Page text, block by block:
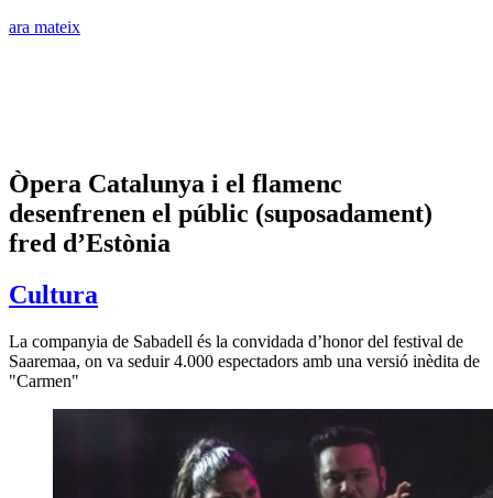
ara mateix
Òpera Catalunya i el flamenc
desenfrenen el públic (suposadament)
fred d’Estònia
Cultura
La companyia de Sabadell és la convidada d’honor del festival de
Saaremaa, on va seduir 4.000 espectadors amb una versió inèdita de
"Carmen"